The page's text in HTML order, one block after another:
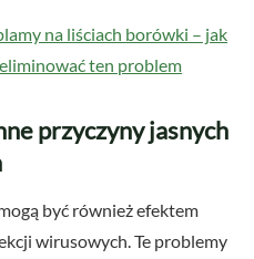
na liściach borówki – jak
ten problem
przyczyny jasnych
być również efektem
wirusowych. Te problemy